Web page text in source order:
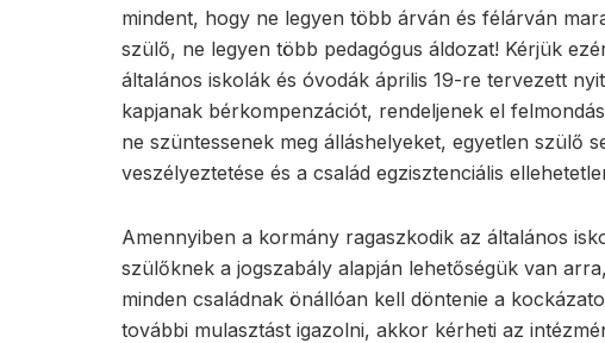
mindent, hogy ne legyen több árván és félárván
szülő, ne legyen több pedagógus áldozat! Kérjük
általános iskolák és óvodák április 19-re tervezett
kapjanak bérkompenzációt, rendeljenek el
ne szüntessenek meg álláshelyeket, egyetlen szülő
veszélyeztetése és a család egzisztenciális
Amennyiben a kormány ragaszkodik az általános
szülőknek a jogszabály alapján lehetőségük van
minden családnak önállóan kell döntenie a
további mulasztást igazolni, akkor kérheti az